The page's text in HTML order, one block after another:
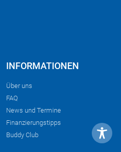
INFORMATIONEN
Über uns
FAQ
News und Termine
Finanzierungstipps
Buddy Club